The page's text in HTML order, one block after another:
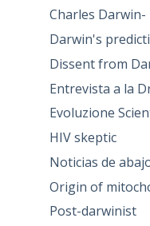
Charles
Darwin's
Dissent from
Entrevista a la
Evoluzione
HIV skeptic
Noticias de
Origin of
Post-darwinist